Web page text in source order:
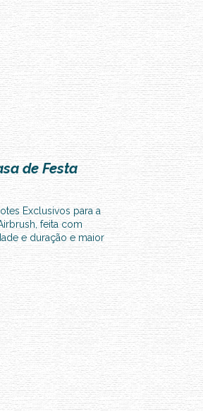
de Festa
Exclusivos para a
feita com
e duração e maior